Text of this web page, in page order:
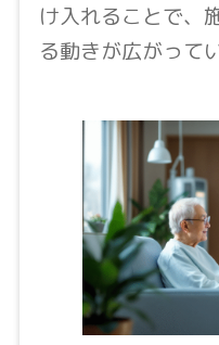
け入れることで、
る動きが広がって